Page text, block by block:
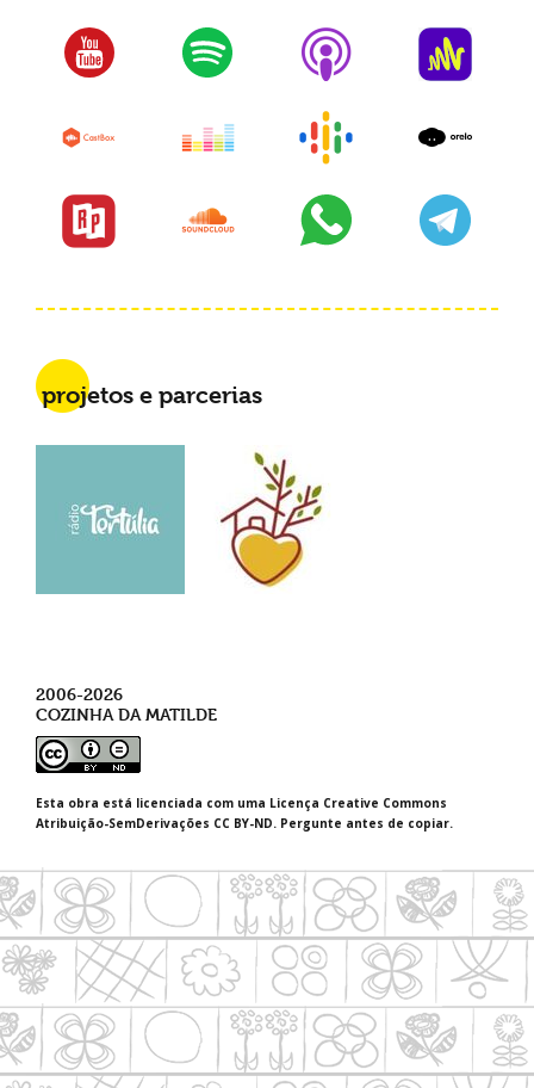
projetos e parcerias
2006-2026
COZINHA DA MATILDE
Esta obra está licenciada com uma Licença Creative Commons
Atribuição-SemDerivações CC BY-ND. Pergunte antes de copiar.